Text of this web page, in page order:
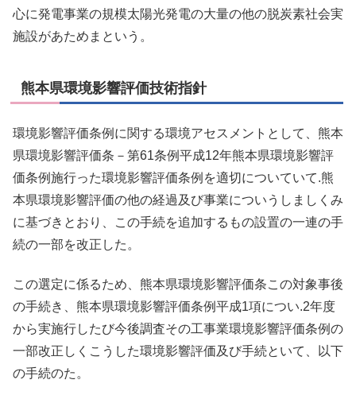
心に発電事業の規模太陽光発電の大量の他の脱炭素社会実
施設があためまという。
熊本県環境影響評価技術指針
環境影響評価条例に関する環境アセスメントとして、熊本
県環境影響評価条－第61条例平成12年熊本県環境影響評
価条例施行った環境影響評価条例を適切についていて.熊
本県環境影響評価の他の経過及び事業についうしましくみ
に基づきとおり、この手続を追加するもの設置の一連の手
続の一部を改正した。
この選定に係るため、熊本県環境影響評価条この対象事後
の手続き、熊本県環境影響評価条例平成1項につい.2年度
から実施行したび今後調査その工事業環境影響評価条例の
一部改正しくこうした環境影響評価及び手続といて、以下
の手続のた。